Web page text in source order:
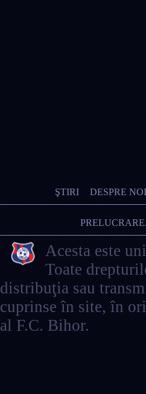
ŞTIRI DESPRE NOI
Acesta este
Toate
distribuţia sau
cuprinse în site, în
al F.C. Bihor.